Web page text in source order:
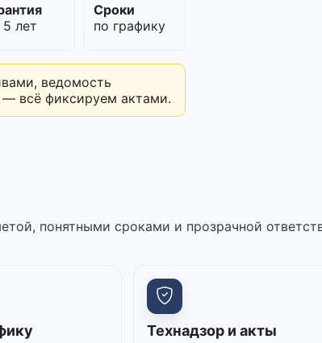
лет
Сроки
по графику
ведомость
— всё фиксируем актами.
понятными сроками и прозрачной
Технадзор и акты